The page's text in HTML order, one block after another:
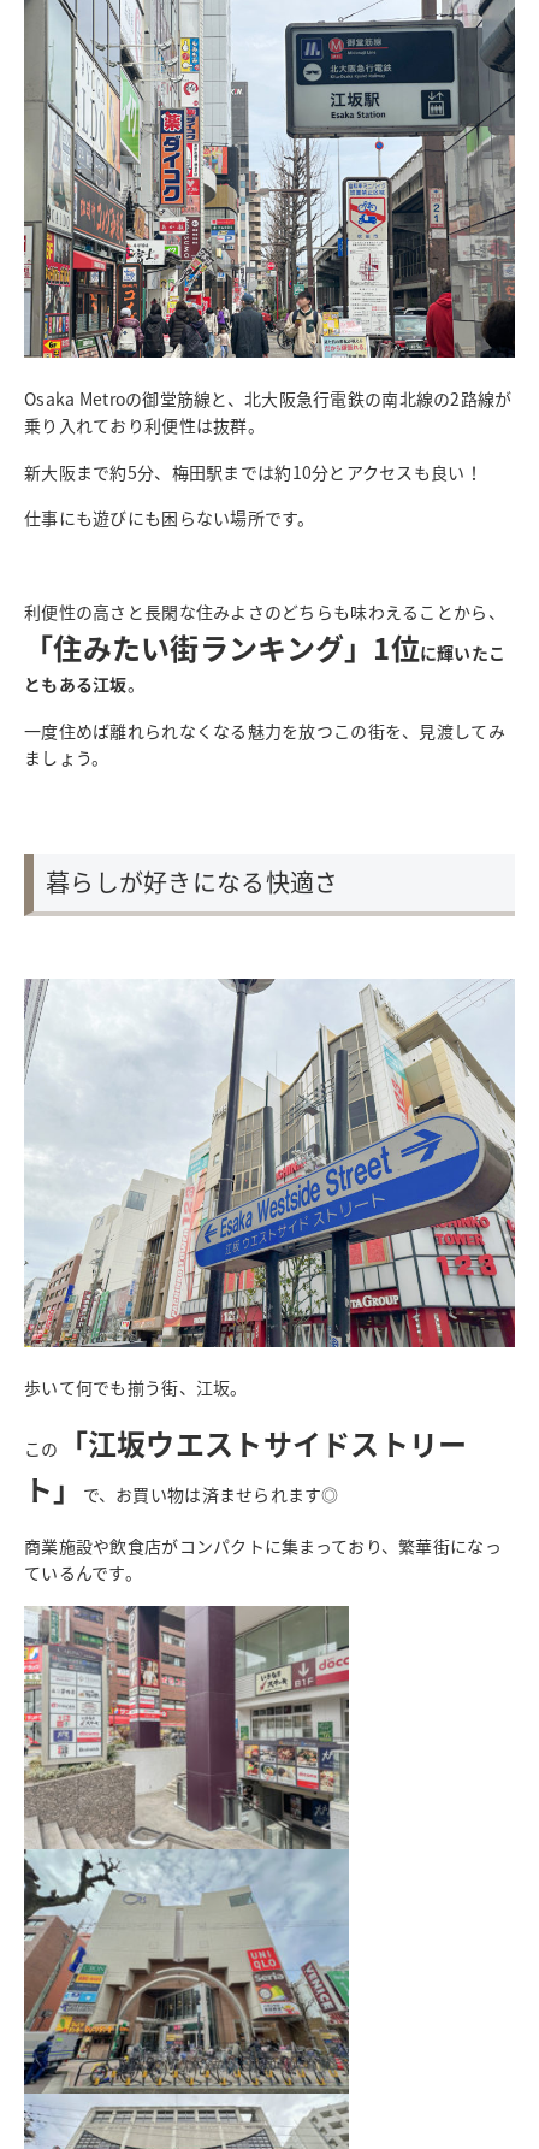
Osaka Metroの御堂筋線と、北大阪急行電鉄の南北線の2路線が
乗り入れており利便性は抜群。
新大阪まで約5分、梅田駅までは約10分とアクセスも良い！
仕事にも遊びにも困らない場所です。
利便性の高さと長閑な住みよさのどちらも味わえることから、
「住みたい街ランキング」1位に輝いたこ
ともある江坂。
一度住めば離れられなくなる魅力を放つこの街を、見渡してみ
ましょう。
暮らしが好きになる快適さ
歩いて何でも揃う街、江坂。
この
「江坂ウエストサイドストリー
ト」
で、お買い物は済ませられます◎
商業施設や飲食店がコンパクトに集まっており、繁華街になっ
ているんです。